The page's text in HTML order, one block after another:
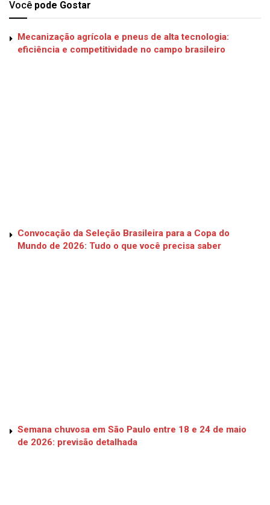
Você pode Gostar
Mecanização agrícola e pneus de alta tecnologia:
eficiência e competitividade no campo brasileiro
Convocação da Seleção Brasileira para a Copa do
Mundo de 2026: Tudo o que você precisa saber
Semana chuvosa em São Paulo entre 18 e 24 de maio
de 2026: previsão detalhada